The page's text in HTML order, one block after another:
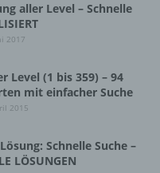
aller Level – Schnelle
2017
Level (1 bis 359) – 94
mit einfacher Suche
2015
Schnelle Suche –
LÖSUNGEN
Daten, die
verwendet
Aspekte,
Person beziehen,
um Aspekte
wirtschaftlicher
Vorlieben,
Verhalten,
dieser
oder